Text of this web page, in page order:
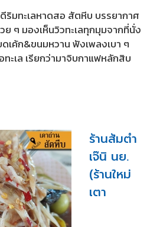
ริมทะเลหาดสอ สัตหีบ บรรยากาศ
ๆ มองเห็นวิวทะเลทุกมุมจากที่นั่ง
เค้ก&ขนมหวาน ฟังเพลงเบา ๆ
ะเล เรียกว่ามาจิบกาแฟหลักสิบ
ร้านส้มตำ
เจ๊นิ นย.
(ร้านใหม่
เตา